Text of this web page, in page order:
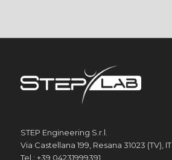
STEP Engineering S.r.l.
Via Castellana 199, Resana 31023 (TV), IT
Tel.: +39 04231999391